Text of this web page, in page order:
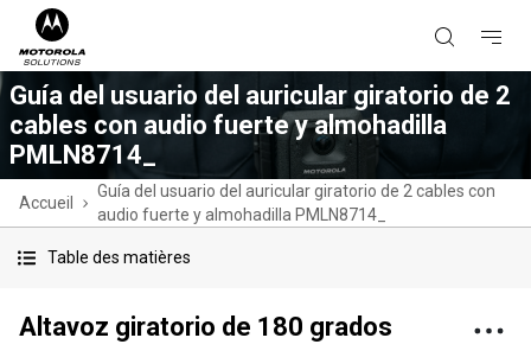
Guía del usuario del auricular giratorio de 2
cables con audio fuerte y almohadilla
PMLN8714_
Accueil
Guía del usuario del auricular giratorio de 2 cables con
audio fuerte y almohadilla PMLN8714_
Table des matières
Altavoz giratorio de 180 grados